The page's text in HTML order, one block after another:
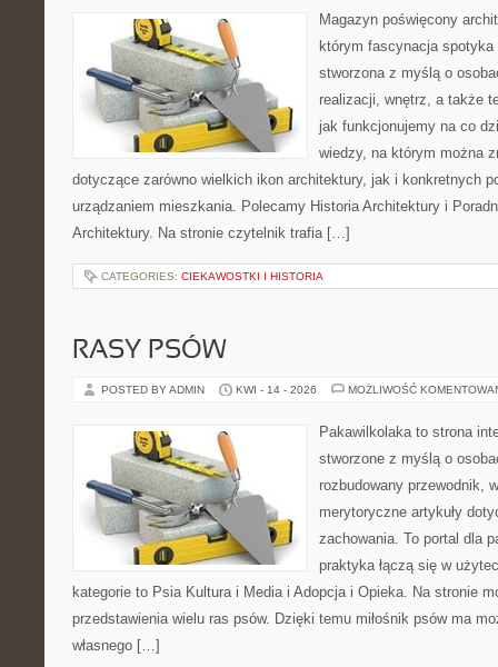
Magazyn poświęcony
którym fascynacja spotyka
stworzona z myślą o
realizacji, wnętrz, a także
jak funkcjonujemy na co
wiedzy, na którym można
dotyczące zarówno wielkich ikon architektury, jak i konkretnych
urządzaniem mieszkania. Polecamy Historia Architektury i
Architektury. Na stronie czytelnik trafia […]
CATEGORIES: CIEKAWOSTKI I HISTORIA
RASY PSÓW
POSTED BY ADMIN KWI - 14 - 2026 MOŻLIWOŚĆ
Pakawilkolaka to strona
stworzone z myślą o
rozbudowany przewodnik,
merytoryczne artykuły
zachowania. To portal dla
praktyka łączą się w
kategorie to Psia Kultura i Media i Adopcja i Opieka. Na stronie
przedstawienia wielu ras psów. Dzięki temu miłośnik psów ma
własnego […]